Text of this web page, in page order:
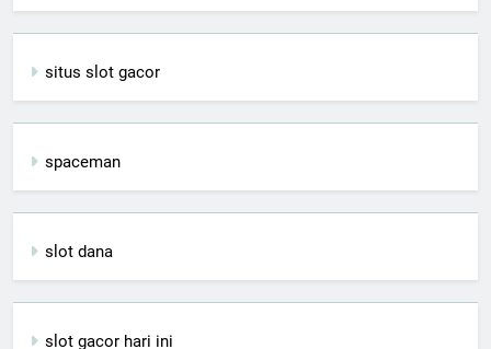
situs slot gacor
spaceman
slot dana
slot gacor hari ini